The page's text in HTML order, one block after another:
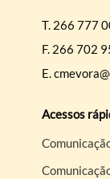
T. 266 777
F. 266 702
E.
Acessos